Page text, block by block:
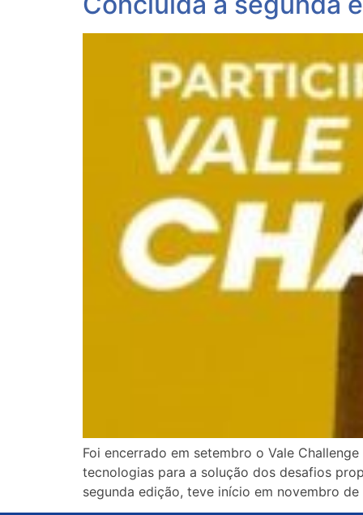
Foi encerrado em setembro o Vale
tecnologias para a solução dos desafios
segunda edição, teve início em novembro